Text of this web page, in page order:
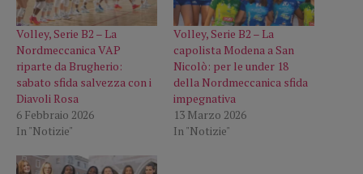
Volley, Serie B2 – La
Nordmeccanica VAP
riparte da Brugherio:
sabato sfida salvezza con i
Diavoli Rosa
6 Febbraio 2026
In "Notizie"
Volley, Serie B2 – La
capolista Modena a San
Nicolò: per le under 18
della Nordmeccanica sfida
impegnativa
13 Marzo 2026
In "Notizie"